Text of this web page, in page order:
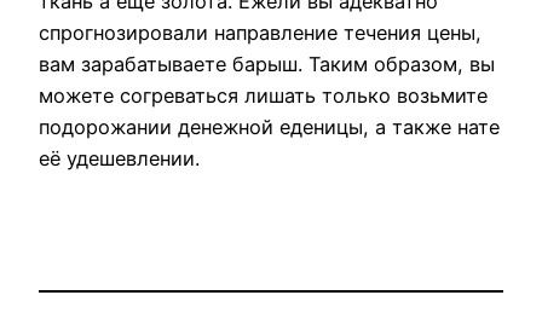
спрогнозировали направление течения цены,
вам зарабатываете барыш. Таким образом, вы
можете согреваться лишать только возьмите
подорожании денежной еденицы, а также нате
её удешевлении.